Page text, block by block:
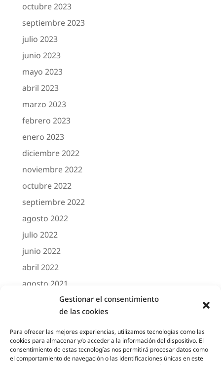
Gestionar el consentimiento
de las cookies
Para ofrecer las mejores experiencias, utilizamos tecnologías como las
cookies para almacenar y/o acceder a la información del dispositivo. El
consentimiento de estas tecnologías nos permitirá procesar datos como
el comportamiento de navegación o las identificaciones únicas en este
octubre 2023
septiembre 2023
julio 2023
junio 2023
mayo 2023
abril 2023
marzo 2023
febrero 2023
enero 2023
diciembre 2022
noviembre 2022
octubre 2022
septiembre 2022
agosto 2022
julio 2022
junio 2022
abril 2022
agosto 2021
marzo 2021
febrero 2021
octubre 2020
agosto 2020